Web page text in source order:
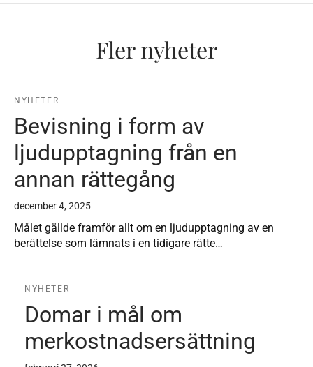
Fler nyheter
NYHETER
Bevisning i form av
ljudupptagning från en
annan rättegång
december 4, 2025
Målet gällde framför allt om en ljudupptagning av en
berättelse som lämnats i en tidigare rätte…
NYHETER
Domar i mål om
merkostnadsersättning